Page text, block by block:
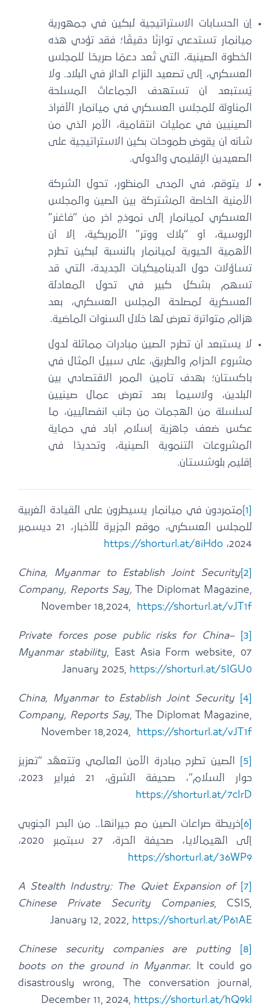
إن الحسابات الاستراتيجية لبكين في جمهورية
ميانمار تستدعي توازنًا دقيقًا؛ فقد تؤدي هذه
الخطوة الصينية، التي تُعد دعمًا صريحًا للمجلس
العسكري، إلى تصعيد النزاع الدائر في البلاد. ولا
يُستبعد أن تستهدف الجماعاتُ المسلحة
المناوئة للمجلس العسكري في ميانمار الأفرادَ
الصينيين في عمليات انتقامية، الأمر الذي من
شأنه أن يقوض طموحات بكين الاستراتيجية على
الصعيدين الإقليمي والدولي.
لا يتوقع، في المدى المنظور، تحول الشركة
الأمنية الخاصة المشتركة بين الصين والمجلس
العسكري لميانمار إلى نموذج آخر من “فاغنر”
الروسية، أو “بلاك ووتر” الأمريكية، إلا أن
الأهمية الحيوية لميانمار بالنسبة لبكين تطرح
تساؤلات حول الديناميكيات الجديدة، التي قد
تسهم بشكل كبير في تحول المعادلة
العسكرية لمصلحة المجلس العسكري، بعد
هزائم متواترة تعرض لها خلال السنوات الماضية.
لا يستبعد أن تطرح الصين مبادرات مماثلة لدول
مشروع الحزام والطريق، على سبيل المثال في
باكستان؛ بهدف تأمين الممر الاقتصادي بين
البلدين، ولاسيما بعد تعرض عمال صينيين
لسلسلة من الهجمات من جانب انفصاليين، ما
عكس ضعف جاهزية إسلام أباد في حماية
المشروعات التنموية الصينية، وتحديدًا في
إقليم بلوشستان.
متمردون في ميانمار يسيطرون على القيادة الغربية
للمجلس العسكري، موقع الجزيرة للأخبار، 21 ديسمبر
2024،
https://shorturl.at/8iHdo
China, Myanmar to Establish Joint Security
Company, Reports Say,The Diplomat Magazine,
November 18,2024,
https://shorturl.at/vJT1f
Private forces pose public risks for China–
Myanmar stability, East Asia Form website, 07
January 2025,
https://shorturl.at/5IGU0
China, Myanmar to Establish Joint Security
Company, Reports Say, The Diplomat Magazine,
November 18,2024,
https://shorturl.at/vJT1f
الصين تطرح مبادرة الأمن العالمي وتتعهّد “تعزيز
حوار السلام”، صحيفة الشرق، 21 فبراير 2023،
https://shorturl.at/7cIrD
خريطة صراعات الصين مع جيرانها.. من البحر الجنوبي
إلى الهيمالايا، صحيفة الحرة، 27 سبتمبر 2020،
https://shorturl.at/36WP9
A Stealth Industry: The Quiet Expansion of
Chinese Private Security Companies, CSIS,
January 12, 2022,
https://shorturl.at/P61AE
Chinese security companies are putting
boots on the ground in Myanmar. It could go
disastrously wrong, The conversation journal,
December 11, 2024,
https://shorturl.at/hQ9kl